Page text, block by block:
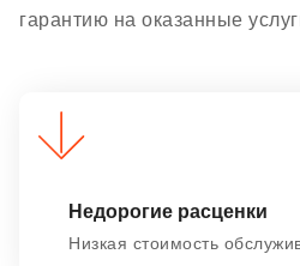
гарантию на оказанные
Недорогие расценки
Низкая стоимость